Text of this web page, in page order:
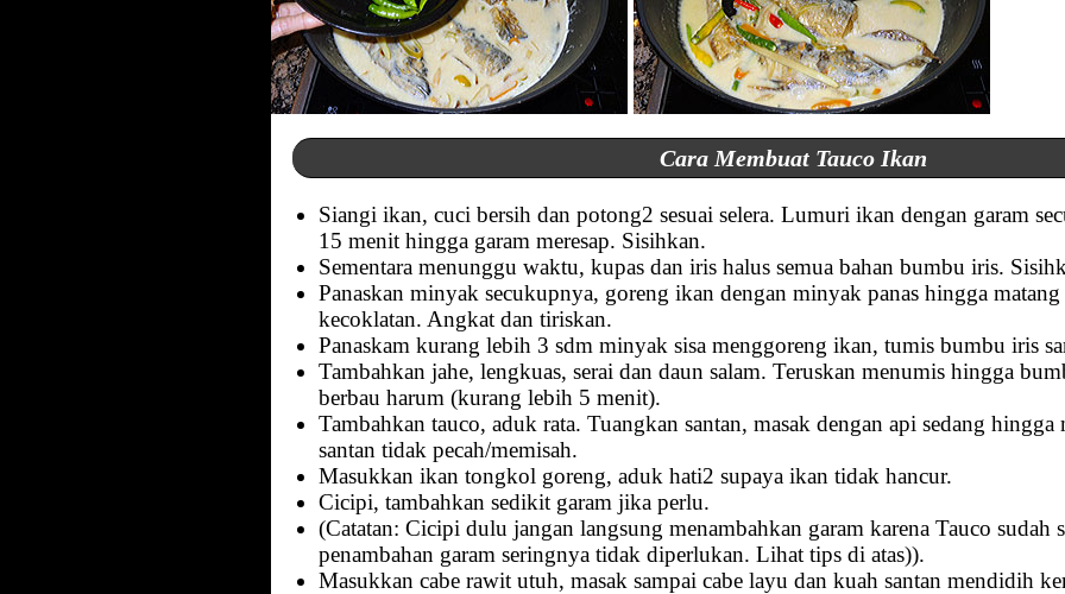
Cara Membuat Tauco Ikan
Siangi ikan, cuci bersih dan potong2 sesuai selera. Lumuri ikan dengan garam
15 menit hingga garam meresap. Sisihkan.
Sementara menunggu waktu, kupas dan iris halus semua bahan bumbu iris.
Panaskan minyak secukupnya, goreng ikan dengan minyak panas hingga
kecoklatan. Angkat dan tiriskan.
Panaskam kurang lebih 3 sdm minyak sisa menggoreng ikan, tumis bumbu iris
Tambahkan jahe, lengkuas, serai dan daun salam. Teruskan menumis hingga
berbau harum (kurang lebih 5 menit).
Tambahkan tauco, aduk rata. Tuangkan santan, masak dengan api sedang
santan tidak pecah/memisah.
Masukkan ikan tongkol goreng, aduk hati2 supaya ikan tidak hancur.
Cicipi, tambahkan sedikit garam jika perlu.
(Catatan: Cicipi dulu jangan langsung menambahkan garam karena Tauco sudah
penambahan garam seringnya tidak diperlukan. Lihat tips di atas)).
Masukkan cabe rawit utuh, masak sampai cabe layu dan kuah santan mendidih